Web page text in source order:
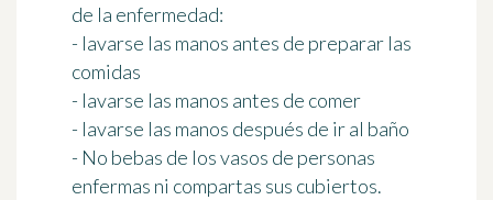
de la enfermedad:
- lavarse las manos antes de preparar las
comidas
- lavarse las manos antes de comer
- lavarse las manos después de ir al baño
- No bebas de los vasos de personas
enfermas ni compartas sus cubiertos.